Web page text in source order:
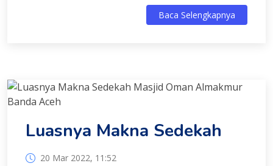
Baca Selengkapnya
Luasnya Makna Sedekah
20 Mar 2022, 11:52